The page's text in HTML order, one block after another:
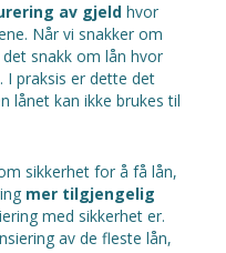
av gjeld hvor
Når vi snakker om
snakk om lån hvor
I praksis er dette det
lånet kan ikke brukes til
sikkerhet for å få lån,
mer tilgjengelig
med sikkerhet er.
av de fleste lån,